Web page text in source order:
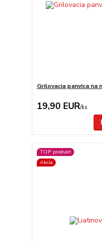
Grilovacia panvica na
19,90 EUR/ks
TOP produkt
Akcia